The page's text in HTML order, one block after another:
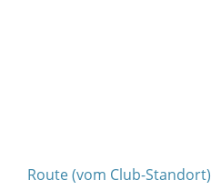
Route (vom Club-Standort)